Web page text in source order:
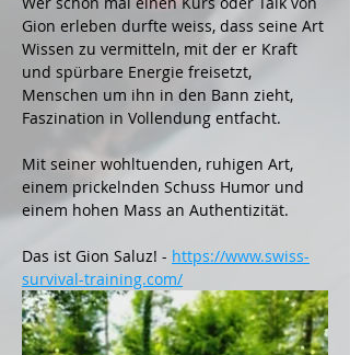
Gion erleben durfte weiss, dass seine Art
Wissen zu vermitteln, mit der er Kraft
und spürbare Energie freisetzt,
Menschen um ihn in den Bann zieht,
Faszination in Vollendung entfacht.
Mit seiner wohltuenden, ruhigen Art,
einem prickelnden Schuss Humor und
einem hohen Mass an Authentizität.
Das ist Gion Saluz! - https://www.swiss-
survival-training.com/